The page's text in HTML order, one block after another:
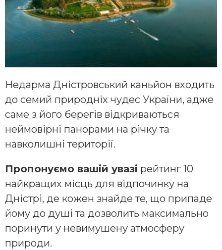
Недарма Дністровський каньйон входить
до семий природніх чудес України, адже
саме з його берегів відкриваються
неймовірні панорами на річку та
навколишні території.
Пропонуємо вашій увазі рейтинг 10
найкращих місць для відпочинку на
Дністрі, де кожен знайде те, що припаде
йому до душі та дозволить максимально
поринути у невимушену атмосферу
природи.